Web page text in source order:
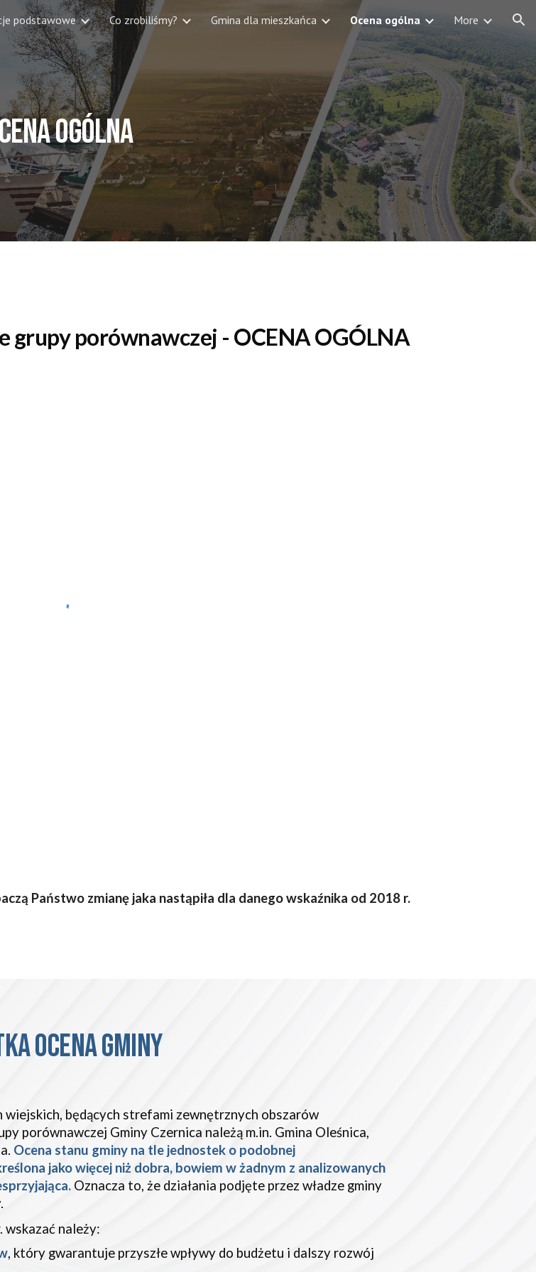
Skip to navigation
podstawowe Co zrobiliśmy? Gmina dla mieszkańca Ocena ogólna More
OGÓLNA
grupy porównawczej - OCENA OGÓLNA
Państwo zmianę jaka nastąpiła dla danego wskaźnika od 2018 r.
OCENA GMINY
będących strefami zewnętrznych obszarów
porównawczej Gminy Czernica należą m.in. Gmina Oleśnica,
Ocena stanu gminy na tle jednostek o podobnej
jako więcej niż dobra, bowiem w żadnym z analizowanych
Oznacza to, że działania podjęte przez władze gminy
wskazać należy:
, który gwarantuje przyszłe wpływy do budżetu i dalszy rozwój